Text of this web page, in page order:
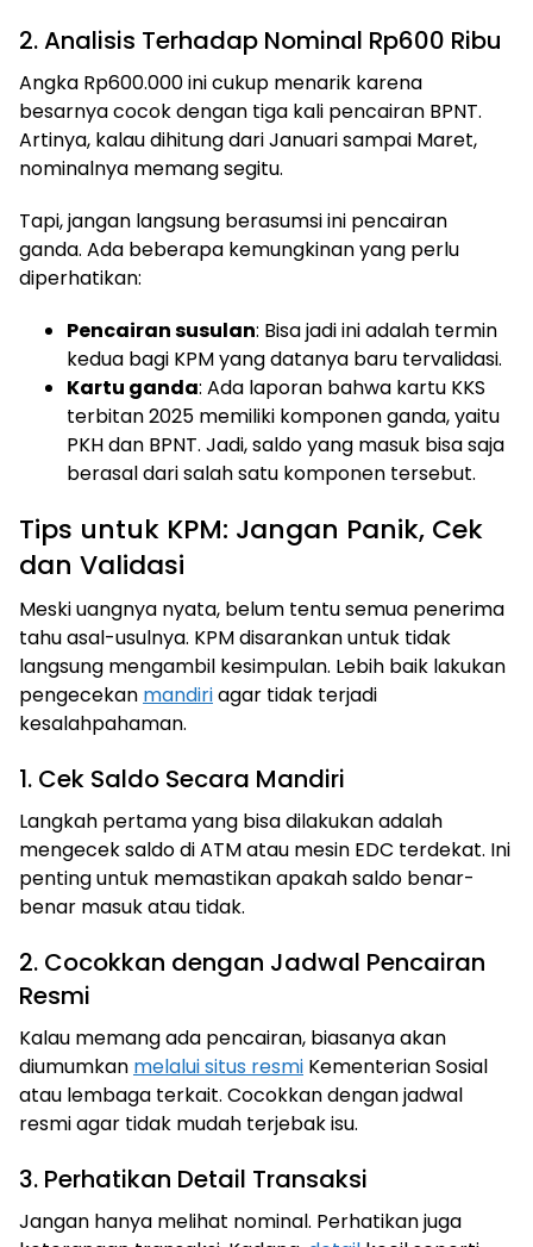
2. Analisis Terhadap Nominal Rp600 Ribu
Angka Rp600.000 ini cukup menarik karena
besarnya cocok dengan tiga kali pencairan BPNT.
Artinya, kalau dihitung dari Januari sampai Maret,
nominalnya memang segitu.
Tapi, jangan langsung berasumsi ini pencairan
ganda. Ada beberapa kemungkinan yang perlu
diperhatikan:
Pencairan susulan: Bisa jadi ini adalah termin
kedua bagi KPM yang datanya baru tervalidasi.
Kartu ganda: Ada laporan bahwa kartu KKS
terbitan 2025 memiliki komponen ganda, yaitu
PKH dan BPNT. Jadi, saldo yang masuk bisa saja
berasal dari salah satu komponen tersebut.
Tips untuk KPM: Jangan Panik, Cek
dan Validasi
Meski uangnya nyata, belum tentu semua penerima
tahu asal-usulnya. KPM disarankan untuk tidak
langsung mengambil kesimpulan. Lebih baik lakukan
pengecekan mandiriagar tidak terjadi
kesalahpahaman.
1. Cek Saldo Secara Mandiri
Langkah pertama yang bisa dilakukan adalah
mengecek saldo di ATM atau mesin EDC terdekat. Ini
penting untuk memastikan apakah saldo benar-
benar masuk atau tidak.
2. Cocokkan dengan Jadwal Pencairan
Resmi
Kalau memang ada pencairan, biasanya akan
diumumkan melalui situs resmi Kementerian Sosial
atau lembaga terkait. Cocokkan dengan jadwal
resmi agar tidak mudah terjebak isu.
3. Perhatikan Detail Transaksi
Jangan hanya melihat nominal. Perhatikan juga